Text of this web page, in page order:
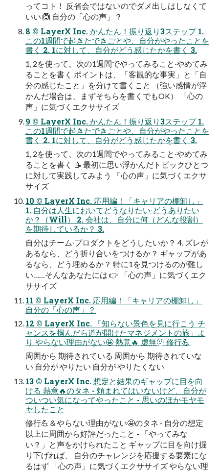
ってコト！ 反省会ではないのでダメ出しはしなくて
いい 🙆 ⾃分の「⼼の声」？
8 © LayerX Inc. かんたん！振り返り3ステップ 1.
この1週間で起きたできごとや、⾃分がやったことを
書く 2. 1に対して、⾃分がどう感じたかを書く 3.
1, 2を使って、次の1週間でやってみること‧やめてみ
ることを書く ポイントは、「客観的な事実」と「⾃
分の感じたこと」を分けて書くこと （強い感情が浮
かんだ場合は、まずそちらを書くでもOK） 「⼼の
声」に気づくエクササイズ
9 © LayerX Inc. かんたん！振り返り3ステップ 1.
この1週間で起きたできごとや、⾃分がやったことを
書く 2. 1に対して、⾃分がどう感じたかを書く 3.
1, 2を使って、次の1週間でやってみること‧やめてみ
ることを書く 📝 最初に思い浮かんだトピックひとつ
に対して実践してみよう 「⼼の声」に気づくエクサ
サイズ
10 © LayerX Inc. 応⽤編！「キャリアの棚卸し」
1. ⾃分は⼈⽣においてどうなりたい‧どうありたい
か？（Will） 2. 会社は、⾃分に何（どんな役割）
を期待しているか？ 3.
⾃分はチーム‧プロダクトをどうしたいか？ 4. ズレが
あるなら、どう折り合いをつけるか？ ギャップがあ
るなら、どう埋めるか？ 特に1を⾒つけるのが難し
い……そんなあなたには 👉 「⼼の声」に気づくエク
ササイズ
11 © LayerX Inc. 応⽤編！「キャリアの棚卸し」
⾃分の「⼼の声」？
12 © LayerX Inc. 「知らない景⾊を⾒に⾏こう チ
ャンスを掴んだら道が開けたマネジメントの旅」よ
り やらない理由がない🤩 熱意🔥 虚無🫥 修⾏💪
周囲から 期待されている 周囲から 期待されていな
い ⾃分が やりたい ⾃分が やりたくない
13 © LayerX Inc. 想定と結果のギャップに⽬を向
ける 熱意🔥のタネ - 頼まれてはいないけど、⾃分が
ついつい気になってやったこと - 思いのほかモヤモ
ヤしたこと
修⾏💪＆やらない理由がない🤩のタネ - ⾃分の想定
以上に周囲から好評だったこと - 「やってみな
い？」と声をかけられたこと ギャップに⽬を向け掘
り下げれば、 ⾃分のチャレンジを応援する要素にな
るはず 「⼼の声」に気づくエクササイズ やらない理